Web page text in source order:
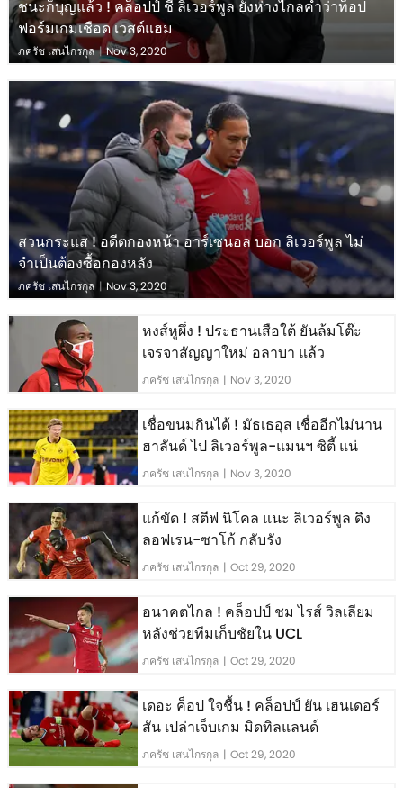
ชนะก็บุญแล้ว ! คล็อปป์ ชี้ ลิเวอร์พูล ยังห่างไกลคำว่าท็อป
ฟอร์มเกมเชือด เวสต์แฮม
ภครัช เสนไกรกุล | Nov 3, 2020
สวนกระแส ! อดีตกองหน้า อาร์เซนอล บอก ลิเวอร์พูล ไม่
จำเป็นต้องซื้อกองหลัง
ภครัช เสนไกรกุล | Nov 3, 2020
หงส์หูผึ่ง ! ประธานเสือใต้ ยันล้มโต๊ะ
เจรจาสัญญาใหม่ อลาบา แล้ว
ภครัช เสนไกรกุล | Nov 3, 2020
เชื่อขนมกินได้ ! มัธเธอุส เชื่ออีกไม่นาน
ฮาลันด์ ไป ลิเวอร์พูล-แมนฯ ซิตี้ แน่
ภครัช เสนไกรกุล | Nov 3, 2020
แก้ขัด ! สตีฟ นิโคล แนะ ลิเวอร์พูล ดึง
ลอฟเรน-ซาโก้ กลับรัง
ภครัช เสนไกรกุล | Oct 29, 2020
อนาคตไกล ! คล็อปป์ ชม ไรส์ วิลเลียม
หลังช่วยทีมเก็บชัยใน UCL
ภครัช เสนไกรกุล | Oct 29, 2020
เดอะ ค็อป ใจชื้น ! คล็อปป์ ยัน เฮนเดอร์
สัน เปล่าเจ็บเกม มิดทิลแลนด์
ภครัช เสนไกรกุล | Oct 29, 2020